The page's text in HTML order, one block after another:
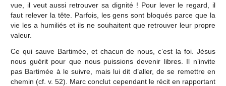
vue, il veut aussi retrouver sa dignité ! Pour lever le regard, il
faut relever la tête. Parfois, les gens sont bloqués parce que la
vie les a humiliés et ils ne souhaitent que retrouver leur propre
valeur.
Ce qui sauve Bartimée, et chacun de nous, c’est la foi. Jésus
nous guérit pour que nous puissions devenir libres. Il n’invite
pas Bartimée à le suivre, mais lui dit d’aller, de se remettre en
chemin (cf. v. 52). Marc conclut cependant le récit en rapportant